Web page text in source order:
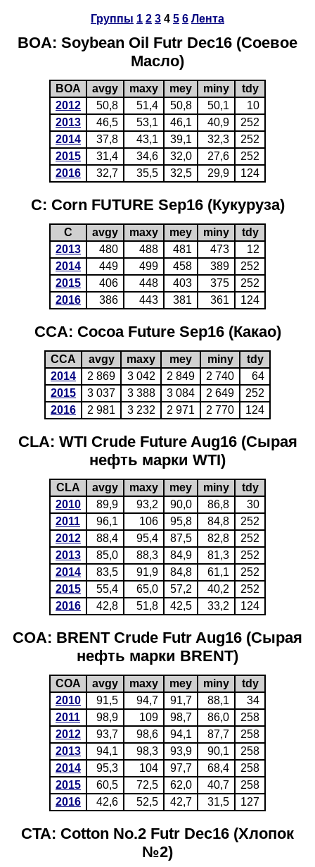
Группы 1 2 3 4 5 6 Лента
BOA: Soybean Oil Futr Dec16 (Соевое
Масло)
BOA avgy maxy mey miny
tdy
2012
50,8 51,4 50,8 50,1
10
2013
46,5 53,1 46,1 40,9
252
2014
37,8 43,1 39,1 32,3
252
2015
31,4 34,6 32,0 27,6
252
2016
32,7 35,5 32,5 29,9 124
C: Corn FUTURE Sep16 (Кукуруза)
C avgy maxy mey miny
tdy
2013
480 488 481 473
12
2014
449 499 458 389
252
2015
406 448 403 375
252
2016
386 443 381 361 124
CCA: Cocoa Future Sep16 (Какао)
CCA avgy maxy mey miny
tdy
2014
2 869 3 042 2 849 2 740
64
2015
3 037 3 388 3 084 2 649
252
2016
2 981 3 232 2 971 2 770 124
CLA: WTI Crude Future Aug16 (Сырая
нефть марки WTI)
CLA avgy maxy mey miny
tdy
2010
89,9 93,2 90,0 86,8
30
2011
96,1 106 95,8 84,8
252
2012
88,4 95,4 87,5 82,8
252
2013
85,0 88,3 84,9 81,3
252
2014
83,5 91,9 84,8 61,1
252
2015
55,4 65,0 57,2 40,2
252
2016
42,8 51,8 42,5 33,2 124
COA: BRENT Crude Futr Aug16 (Сырая
нефть марки BRENT)
COA avgy maxy mey miny
tdy
2010
91,5 94,7 91,7 88,1
34
2011
98,9 109 98,7 86,0
258
2012
93,7 98,6 94,1 87,7
258
2013
94,1 98,3 93,9 90,1
258
2014
95,3 104 97,7 68,4
258
2015
60,5 72,5 62,0 40,7
258
2016
42,6 52,5 42,7 31,5 127
CTA: Cotton No.2 Futr Dec16 (Хлопок
№2)